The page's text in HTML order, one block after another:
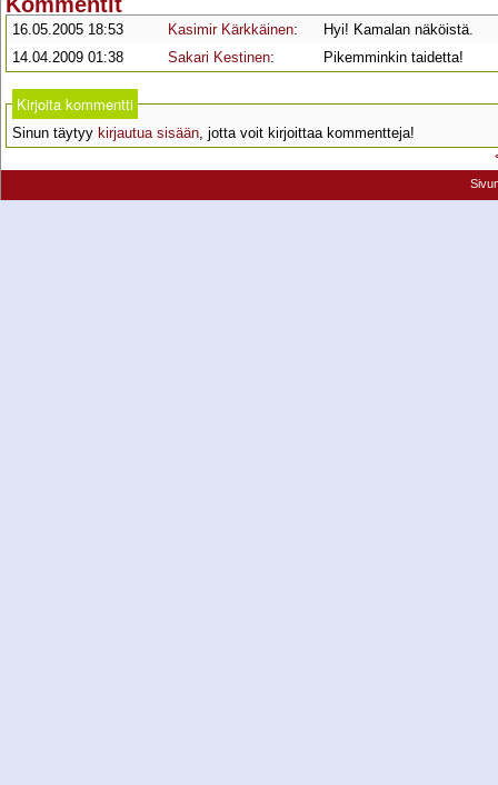
16.05.2005 18:53 Kasimir Kärkkäinen:
Hyi! Kamalan näköistä.
14.04.2009 01:38
Sakari Kestinen: Pikemminkin taidetta!
Kirjoita kommentti
Sinun täytyy kirjautua sisään, jotta voit kirjoittaa kommentteja!